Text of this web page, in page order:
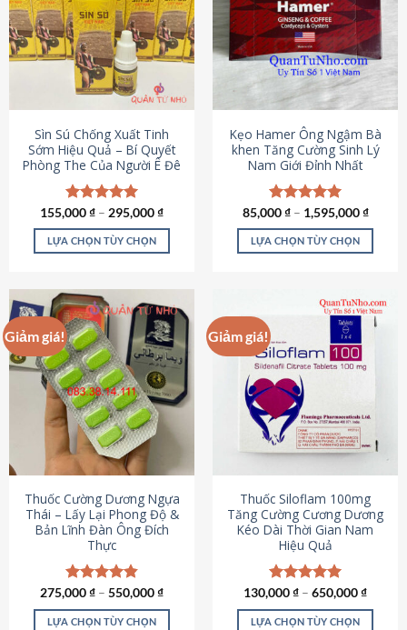
thể.
Các
tùy
chọn
có
thể
được
chọn
trên
trang
sản
phẩm
Sìn Sú Chống Xuất Tinh
Sớm Hiệu Quả – Bí Quyết
Phòng The Của Người Ê Đê
Được xếp
hạng4.95
5 sao
155,000₫ – 295,000₫
LỰA CHỌN TÙY CHỌN
này
có
nhiều
biến
thể.
Các
tùy
chọn
có
thể
chọn
trên
trang
sản
phẩm
Kẹo Hamer Ông Ngậm Bà
khen Tăng Cường Sinh Lý
Nam Giới Đỉnh Nhất
Được xếp
hạng5.00
5 sao
85,000₫– 1,595,000₫
LỰA CHỌN TÙY CHỌN
này
nhiều
biến
tùy
chọn
có
được
chọn
trên
trang
sản
phẩm
Giảm giá!
Thuốc Cường Dương Ngựa
Thái – Lấy Lại Phong Độ &
Bản Lĩnh Đàn Ông Đích
Thực
Được xếp
hạng4.87
5 sao
275,000₫ – 550,000₫
LỰA CHỌN TÙY CHỌN
Giảm giá!
Thuốc Siloflam 100mg
Tăng Cường Cương Dương
Kéo Dài Thời Gian Nam
Hiệu Quả
Được xếp
hạng5.00
5 sao
130,000₫ – 650,000₫
LỰA CHỌN TÙY CHỌN